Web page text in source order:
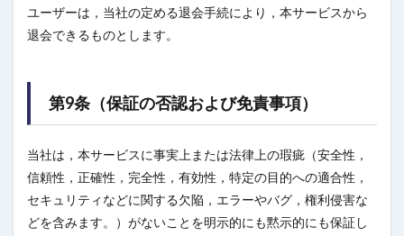
ユーザーは，当社の定める退会手続により，本サービスから
退会できるものとします。
第9条（保証の否認および免責事項）
当社は，本サービスに事実上または法律上の瑕疵（安全性，
信頼性，正確性，完全性，有効性，特定の目的への適合性，
セキュリティなどに関する欠陥，エラーやバグ，権利侵害な
どを含みます。）がないことを明示的にも黙示的にも保証し